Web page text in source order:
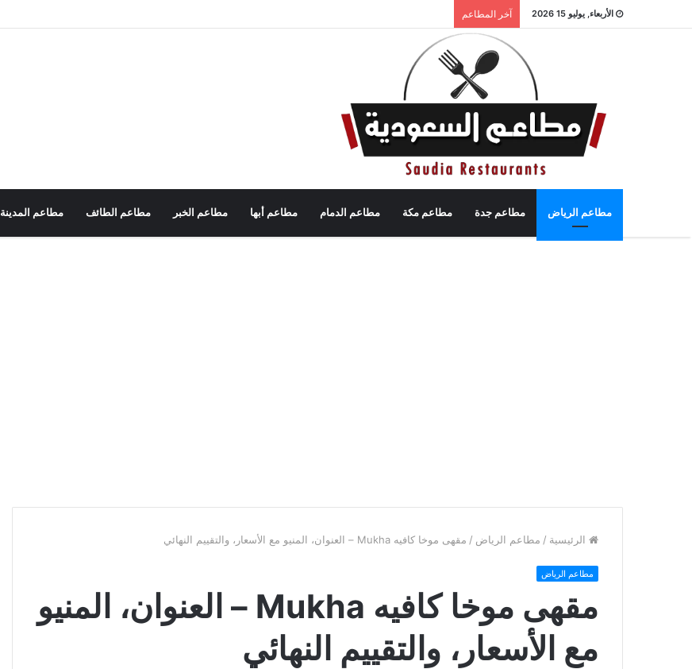
الأربعاء, يوليو 15 2026 آخر المطاعم
مطاعم الرياض مطاعم جدة مطاعم مكة مطاعم الدمام مطاعم أبها مطاعم الخبر مطاعم الطائف مطاعم المدينة
الرئيسية / مطاعم الرياض / مقهى موخا كافيه Mukha – العنوان، المنيو مع الأسعار، والتقييم النهائي
مطاعم الرياض
مقهى موخا كافيه Mukha – العنوان، المنيو
مع الأسعار، والتقييم النهائي